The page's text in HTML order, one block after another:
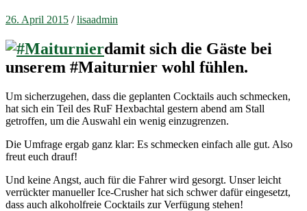
26. April 2015 /lisaadmin
damit sich die Gäste bei
unserem #Maiturnier wohl fühlen.
Um sicherzugehen, dass die geplanten Cocktails auch schmecken,
hat sich ein Teil des RuF Hexbachtal gestern abend am Stall
getroffen, um die Auswahl ein wenig einzugrenzen.
Die Umfrage ergab ganz klar: Es schmecken einfach alle gut. Also
freut euch drauf!
Und keine Angst, auch für die Fahrer wird gesorgt. Unser leicht
verrückter manueller Ice-Crusher hat sich schwer dafür eingesetzt,
dass auch alkoholfreie Cocktails zur Verfügung stehen!